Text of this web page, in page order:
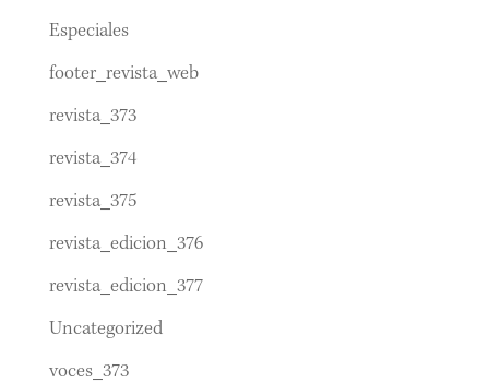
Especiales
footer_revista_web
revista_373
revista_374
revista_375
revista_edicion_376
revista_edicion_377
Uncategorized
voces_373